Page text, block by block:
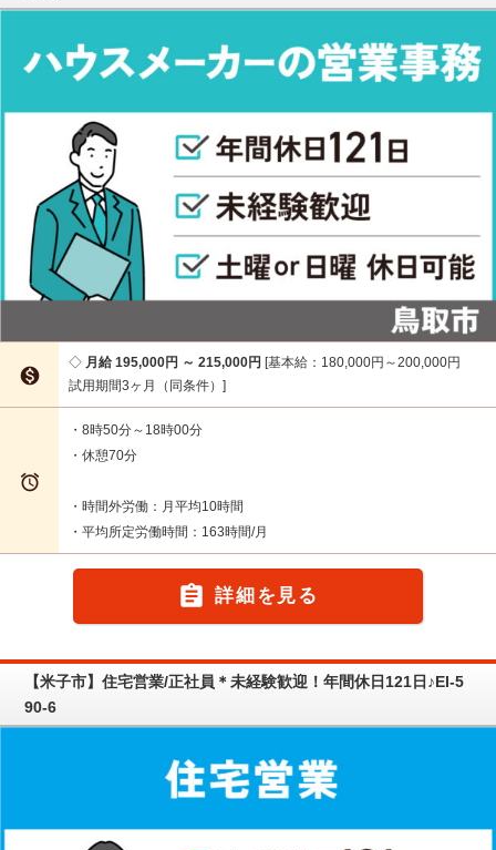

月給 195,000円 ～ 215,000円 基本給：180,000円～200,000円
試用期間3ヶ月（同条件）

・8時50分～18時00分
・休憩70分
・時間外労働：月平均10時間
・平均所定労働時間：163時間/月
 詳細を見る
【米子市】住宅営業/正社員＊未経験歓迎！年間休日121日♪EI-5
90-6